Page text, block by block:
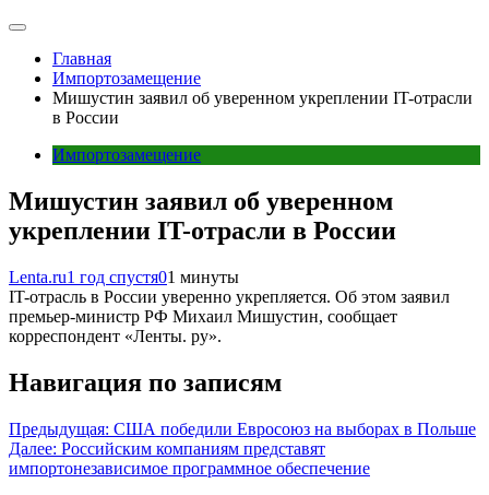
Главная
Импортозамещение
Мишустин заявил об уверенном укреплении IT-отрасли
в России
Импортозамещение
Мишустин заявил об уверенном
укреплении IT-отрасли в России
Lenta.ru1 год спустя01 минуты
IT-отрасль в России уверенно укрепляется. Об этом заявил
премьер-министр РФ Михаил Мишустин, сообщает
корреспондент «Ленты. ру».
Навигация по записям
Предыдущая: США победили Евросоюз на выборах в Польше
Далее: Российским компаниям представят
импортонезависимое программное обеспечение